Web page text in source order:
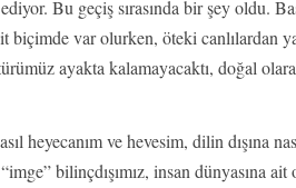
Bu geçiş sırasında bir şey oldu.
var olurken, öteki canlılardan
ayakta kalamayacaktı, doğal
ve hevesim, dilin dışına
bilinçdışımız, insan dünyasına ait